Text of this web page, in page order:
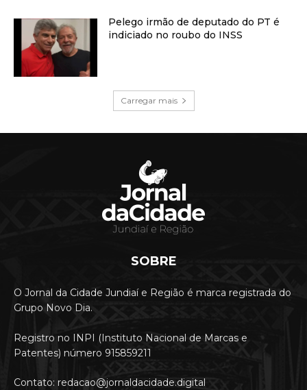
Pelego irmão de deputado do PT é
indiciado no roubo do INSS
Carregar mais
SOBRE
O Jornal da Cidade Jundiaí e Região é marca registrada do
Grupo Novo Dia.
Registro no INPI (Instituto Nacional de Marcas e
Patentes) número 915859211
Contato: redacao@jornaldacidade.digital